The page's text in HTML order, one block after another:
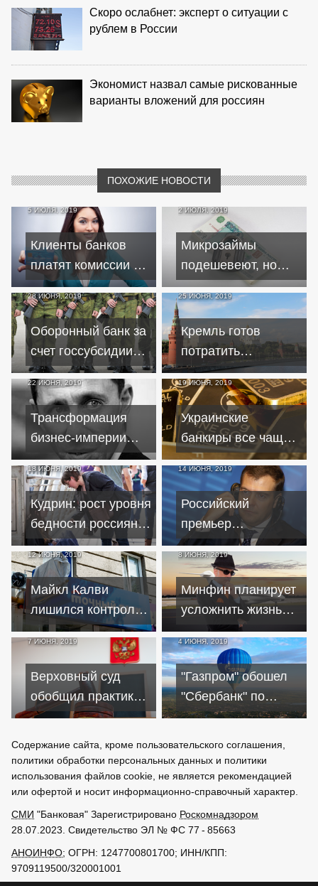
Скоро ослабнет: эксперт о ситуации с
рублем в России
Экономист назвал самые рискованные
варианты вложений для россиян
ПОХОЖИЕ НОВОСТИ
5 ИЮЛЯ, 2019
Клиенты банков
платят комиссии за
новые технологии
2 ИЮЛЯ, 2019
Микрозаймы
подешевеют, но
взять станет
сложнее
28 ИЮНЯ, 2019
Оборонный банк за
счет госсубсидии
намерен обучать
военных бизнесу
25 ИЮНЯ, 2019
Кремль готов
потратить
миллиарды из
Фонда
благосостояния
22 ИЮНЯ, 2019
Трансформация
бизнес-империи
Владимира Когана
19 ИЮНЯ, 2019
Украинские
банкиры все чаще
выявляют
фальшивые слитки
золота и монеты
18 ИЮНЯ, 2019
Кудрин: рост уровня
бедности россиян
чреват социальным
взрывом
14 ИЮНЯ, 2019
Российский
премьер
удостоился
похвалы от
Всемирного банка
12 ИЮНЯ, 2019
Майкл Калви
лишился контроля
над банком
"Восточный"
8 ИЮНЯ, 2019
Минфин планирует
усложнить жизнь
олигархам
7 ИЮНЯ, 2019
Верховный суд
обобщил практику
споров по
кредитам
4 ИЮНЯ, 2019
"Газпром" обошел
"Сбербанк" по
дороговизне
Содержание сайта, кроме пользовательского соглашения,
политики обработки персональных данных и политики
использования файлов cookie, не является рекомендацией
или офертой и носит информационно-справочный характер.
СМИ "Банковая" Зарегистрировано Роскомнадзором
28.07.2023. Свидетельство ЭЛ № ФС 77 - 85663
АНОИНФО; ОГРН: 1247700801700; ИНН/КПП:
9709119500/320001001